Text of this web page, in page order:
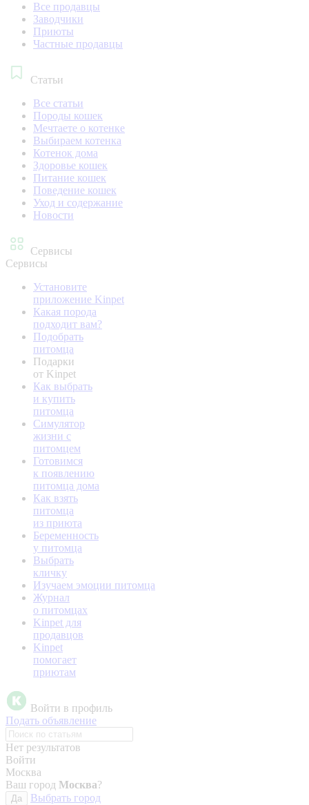
Все продавцы
Заводчики
Приюты
Частные продавцы
Статьи
Все статьи
Породы кошек
Мечтаете о котенке
Выбираем котенка
Котенок дома
Здоровье кошек
Питание кошек
Поведение кошек
Уход и содержание
Новости
Сервисы
Сервисы
Установите
приложение Kinpet
Какая порода
подходит вам?
Подобрать
питомца
Подарки
от Kinpet
Как выбрать
и купить
питомца
Симулятор
жизни с
питомцем
Готовимся
к появлению
питомца дома
Как взять
питомца
из приюта
Беременность
у питомца
Выбрать
кличку
Изучаем эмоции питомца
Журнал
о питомцах
Kinpet для
продавцов
Kinpet
помогает
приютам
Войти в профиль
Подать объявление
Нет результатов
Войти
Москва
Ваш город Москва?
Да
Выбрать город